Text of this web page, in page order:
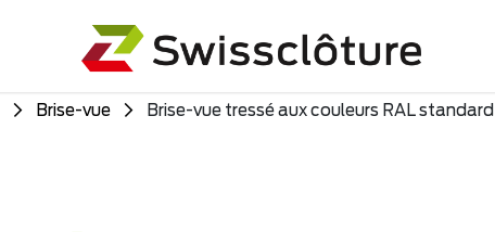
Brise-vue Brise-vue tressé aux couleurs RAL standard